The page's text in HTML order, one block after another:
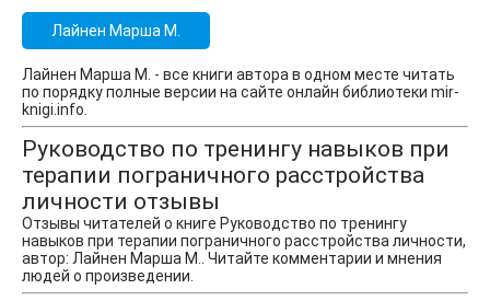
Лайнен Марша М.
Лайнен Марша М. - все книги автора в одном месте читать
по порядку полные версии на сайте онлайн библиотеки mir-
knigi.info.
Руководство по тренингу навыков при
терапии пограничного расстройства
личности отзывы
Отзывы читателей о книге Руководство по тренингу
навыков при терапии пограничного расстройства личности,
автор: Лайнен Марша М.. Читайте комментарии и мнения
людей о произведении.